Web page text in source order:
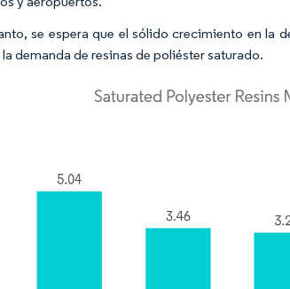
se espera que el sólido crecimiento en la
demanda de resinas de poliéster saturado.